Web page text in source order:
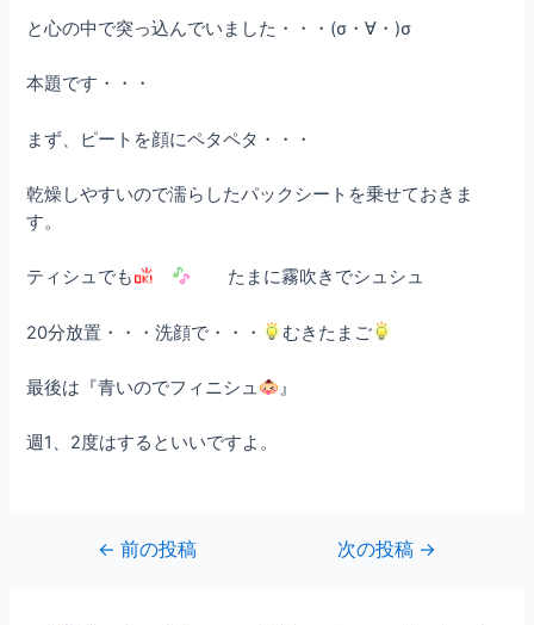
と心の中で突っ込んでいました・・・(σ・∀・)σ
本題です・・・
まず、ピートを顔にペタペタ・・・
乾燥しやすいので濡らしたパックシートを乗せておきま
す。
ティシュでも たまに霧吹きでシュシュ
20分放置・・・洗顔で・・・ むきたまご
最後は『青いのでフィニシュ 』
週1、2度はするといいですよ。
← 前の投稿 次の投稿 →